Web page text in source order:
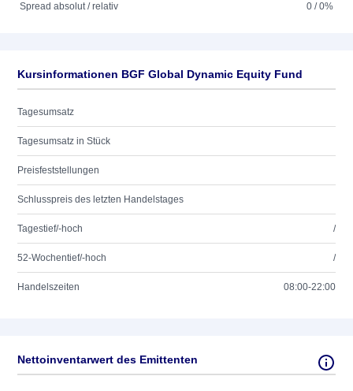
Spread absolut / relativ
0 / 0%
Kursinformationen BGF Global Dynamic Equity Fund
Tagesumsatz
Tagesumsatz in Stück
Preisfeststellungen
Schlusspreis des letzten Handelstages
Tagestief/-hoch /
52-Wochentief/-hoch /
Handelszeiten 08:00-22:00
Nettoinventarwert des Emittenten